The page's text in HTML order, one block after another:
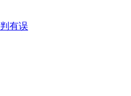
有误